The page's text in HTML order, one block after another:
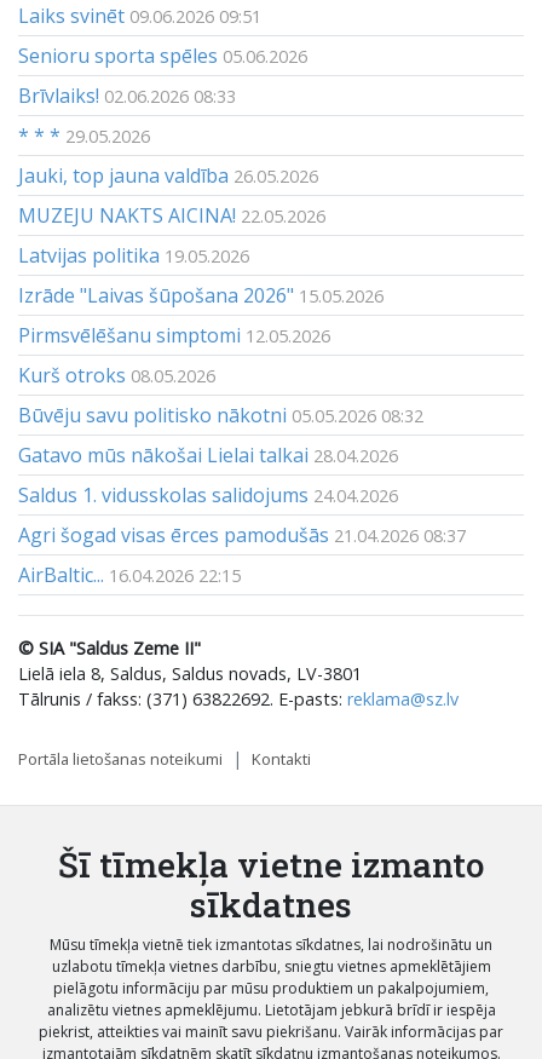
Laiks svinēt 09.06.2026 09:51
Senioru sporta spēles 05.06.2026
Brīvlaiks! 02.06.2026 08:33
* * * 29.05.2026
Jauki, top jauna valdība 26.05.2026
MUZEJU NAKTS AICINA! 22.05.2026
Latvijas politika 19.05.2026
Izrāde "Laivas šūpošana 2026" 15.05.2026
Pirmsvēlēšanu simptomi 12.05.2026
Kurš otroks 08.05.2026
Būvēju savu politisko nākotni 05.05.2026 08:32
Gatavo mūs nākošai Lielai talkai 28.04.2026
Saldus 1. vidusskolas salidojums 24.04.2026
Agri šogad visas ērces pamodušās 21.04.2026 08:37
AirBaltic... 16.04.2026 22:15
© SIA "Saldus Zeme II"
Lielā iela 8, Saldus, Saldus novads, LV-3801
Tālrunis / fakss: (371) 63822692. E-pasts: reklama@sz.lv
Portāla lietošanas noteikumi Kontakti
Šī tīmekļa vietne izmanto
sīkdatnes
Mūsu tīmekļa vietnē tiek izmantotas sīkdatnes, lai nodrošinātu un
uzlabotu tīmekļa vietnes darbību, sniegtu vietnes apmeklētājiem
pielāgotu informāciju par mūsu produktiem un pakalpojumiem,
analizētu vietnes apmeklējumu. Lietotājam jebkurā brīdī ir iespēja
piekrist, atteikties vai mainīt savu piekrišanu. Vairāk informācijas par
izmantotajām sīkdatnēm skatīt sīkdatņu izmantošanas noteikumos.